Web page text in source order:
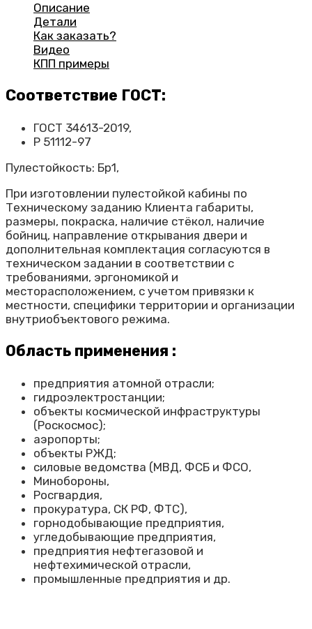
Описание
Детали
Как заказать?
Видео
КПП примеры
Соответствие ГОСТ:
ГОСТ 34613-2019,
Р 51112-97
Пулестойкость: Бр1,
При изготовлении пулестойкой кабины по
Техническому заданию Клиента габариты,
размеры, покраска, наличие стёкол, наличие
бойниц, направление открывания двери и
дополнительная комплектация согласуются в
техническом задании в соответствии с
требованиями, эргономикой и
месторасположением, с учетом привязки к
местности, специфики территории и организации
внутриобъектового режима.
Область применения :
предприятия атомной отрасли;
гидроэлектростанции;
объекты космической инфраструктуры
(Роскосмос);
аэропорты;
объекты РЖД;
силовые ведомства (МВД, ФСБ и ФСО,
Минобороны,
Росгвардия,
прокуратура, СК РФ, ФТС),
горнодобывающие предприятия,
угледобывающие предприятия,
предприятия нефтегазовой и
нефтехимической отрасли,
промышленные предприятия и др.